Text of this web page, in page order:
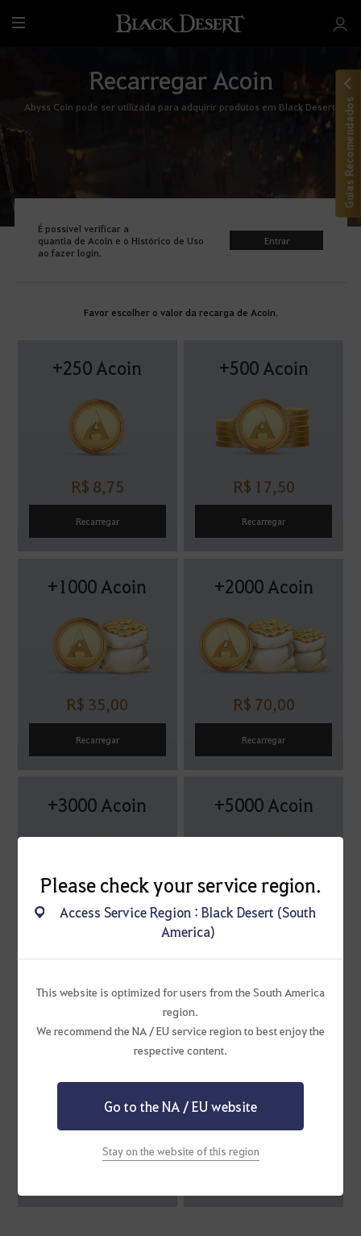
Please check your service region.
Access Service Region : Black Desert (South
America)
This website is optimized for users from the South America
region.
We recommend the NA / EU service region to best enjoy the
respective content.
Go to the NA / EU website
Stay on the website of this region
T
Recarregar Acoin
Abyss Coin pode ser utilizada para adquirir produtos em Black Desert.
É possível verificar a
quantia de Acoin e o Histórico de Uso
ao fazer login.
Entrar
Favor escolher o valor da recarga de Acoin.
+250 Acoin
R$ 8,75
Recarregar
+500 Acoin
R$ 17,50
Recarregar
+1000 Acoin
R$ 35,00
Recarregar
+2000 Acoin
R$ 70,00
Recarregar
+3000 Acoin
R$ 105,00
Recarregar
+5000 Acoin
R$ 175,00
Recarregar
+10000 Acoin +20000 Acoin
Guias Recomendados